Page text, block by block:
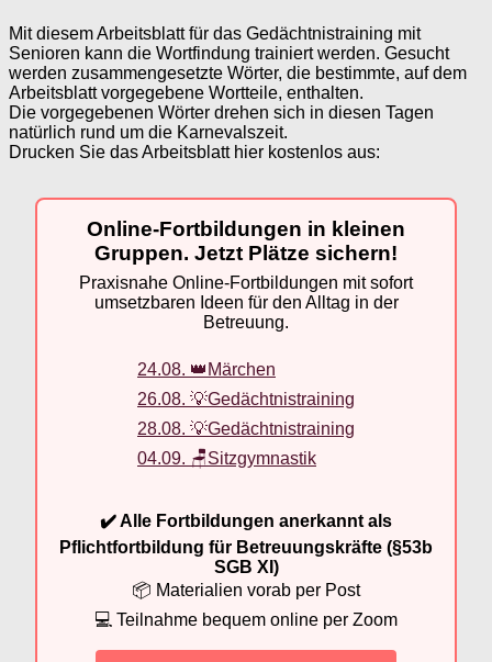
Mit diesem Arbeitsblatt für das Gedächtnistraining mit
Senioren kann die Wortfindung trainiert werden. Gesucht
werden zusammengesetzte Wörter, die bestimmte, auf dem
Arbeitsblatt vorgegebene Wortteile, enthalten.
Die vorgegebenen Wörter drehen sich in diesen Tagen
natürlich rund um die Karnevalszeit.
Drucken Sie das Arbeitsblatt hier kostenlos aus:
Online-Fortbildungen in kleinen
Gruppen. Jetzt Plätze sichern!
Praxisnahe Online-Fortbildungen mit sofort
umsetzbaren Ideen für den Alltag in der
Betreuung.
24.08. 👑Märchen
26.08. 💡Gedächtnistraining
28.08. 💡Gedächtnistraining
04.09. 🪑Sitzgymnastik
✔️ Alle Fortbildungen anerkannt als
Pflichtfortbildung für Betreuungskräfte (§53b
SGB XI)
📦 Materialien vorab per Post
💻 Teilnahme bequem online per Zoom